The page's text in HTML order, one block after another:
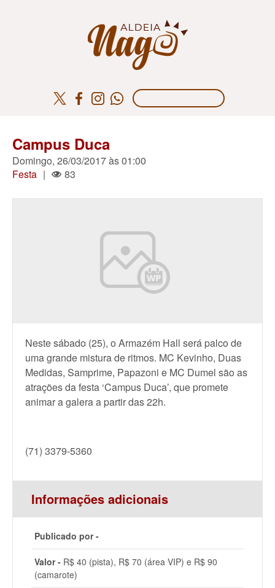
Campus Duca
Domingo, 26/03/2017 às 01:00
Festa | 83
Neste sábado (25), o Armazém Hall será palco de
uma grande mistura de ritmos. MC Kevinho, Duas
Medidas, Samprime, Papazoni e MC Dumel são as
atrações da festa ‘Campus Duca’, que promete
animar a galera a partir das 22h.
(71) 3379-5360
Informações adicionais
Publicado por -
Valor - R$ 40 (pista), R$ 70 (área VIP) e R$ 90
(camarote)